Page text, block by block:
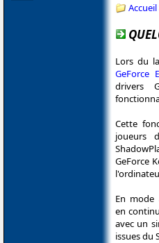
Accueil
Lors du
GeForce
drivers
Cette
joueurs
GeForce
En mode
en
avec un
issues du